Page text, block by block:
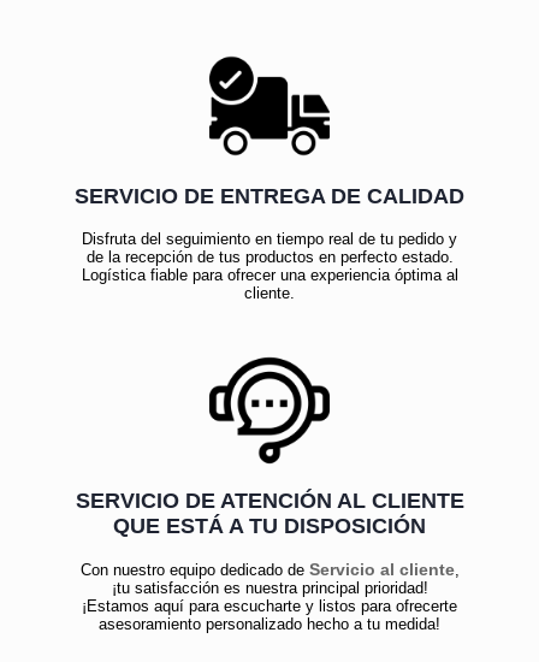
SERVICIO DE ENTREGA DE CALIDAD
Disfruta del seguimiento en tiempo real de tu pedido y
de la recepción de tus productos en perfecto estado.
Logística fiable para ofrecer una experiencia óptima al
cliente.
SERVICIO DE ATENCIÓN AL CLIENTE
QUE ESTÁ A TU DISPOSICIÓN
Con nuestro equipo dedicado de Servicio al cliente,
¡tu satisfacción es nuestra principal prioridad!
¡Estamos aquí para escucharte y listos para ofrecerte
asesoramiento personalizado hecho a tu medida!